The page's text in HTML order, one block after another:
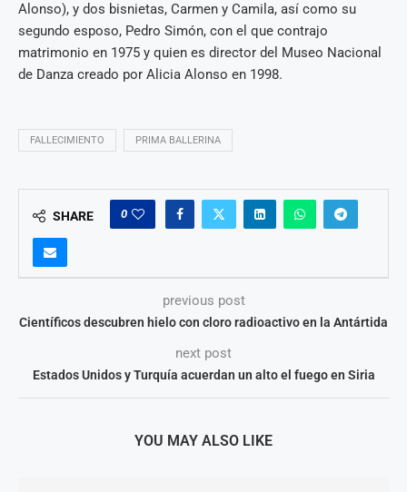
Alonso), y dos bisnietas, Carmen y Camila, así como su
segundo esposo, Pedro Simón, con el que contrajo
matrimonio en 1975 y quien es director del Museo Nacional
de Danza creado por Alicia Alonso en 1998.
FALLECIMIENTO PRIMA BALLERINA
SHARE 0
previous post
Científicos descubren hielo con cloro radioactivo en la Antártida
next post
Estados Unidos y Turquía acuerdan un alto el fuego en Siria
YOU MAY ALSO LIKE